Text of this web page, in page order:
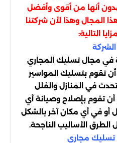
أنها من أقوى وأفضل
المجال وهذا لأن شركتنا
التالية:
في مجال تسليك المجاري
تقوم بتسليك المواسير
في المنازل والفلل
تقوم بإصلاح وصيانة أي
أو في أي مكان آخر بالشكل
الطرق الأساليب الناجحة.
مجاري